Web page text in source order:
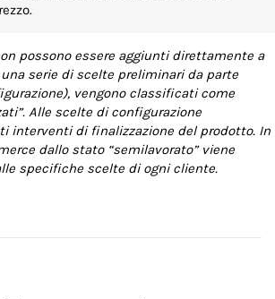
possono essere aggiunti direttamente a
serie di scelte preliminari da parte
vengono classificati come
Alle scelte di configurazione
interventi di finalizzazione del prodotto. In
dallo stato “semilavorato” viene
specifiche scelte di ogni cliente.